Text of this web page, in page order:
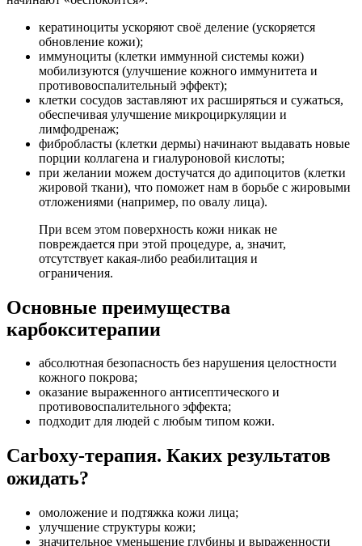
кератиноциты ускоряют своё деление (ускоряется
обновление кожи);
иммуноциты (клетки иммунной системы кожи)
мобилизуются (улучшение кожного иммунитета и
противовоспалительный эффект);
клетки сосудов заставляют их расширяться и сужаться,
обеспечивая улучшение микроциркуляции и
лимфодренаж;
фибробласты (клетки дермы) начинают выдавать новые
порции коллагена и гиалуроновой кислоты;
при желании можем достучатся до адипоцитов (клетки
жировой ткани), что поможет нам в борьбе с жировыми
отложениями (например, по овалу лица).
При всем этом поверхность кожи никак не
повреждается при этой процедуре, а, значит,
отсутствует какая-либо реабилитация и
ограничения.
Основные преимущества
карбокситерапии
абсолютная безопасность без нарушения целостности
кожного покрова;
оказание выраженного антисептического и
противовоспалительного эффекта;
подходит для людей с любым типом кожи.
Carboxy-терапия. Каких результатов
ожидать?⠀
омоложение и подтяжка кожи лица;
улучшение структуры кожи;
значительное уменьшение глубины и выраженности